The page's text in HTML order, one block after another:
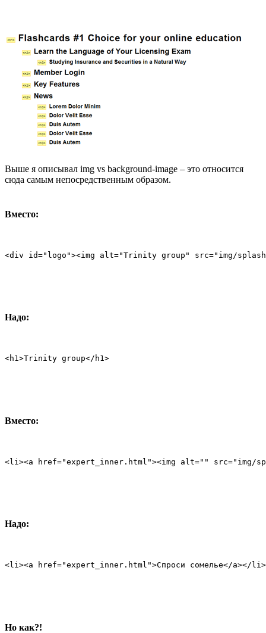
Выше я описывал img vs background-image – это относится
сюда самым непосредственным образом.
Вместо:
<div id="logo"><img alt="Trinity group" src="img/
Надо:
<h1>Trinity group</h1>
Вместо:
<li><a href="expert_inner.html"><img alt="" src="img/
Надо:
<li><a href="expert_inner.html">Спроси сомелье</a></li>
Но как?!